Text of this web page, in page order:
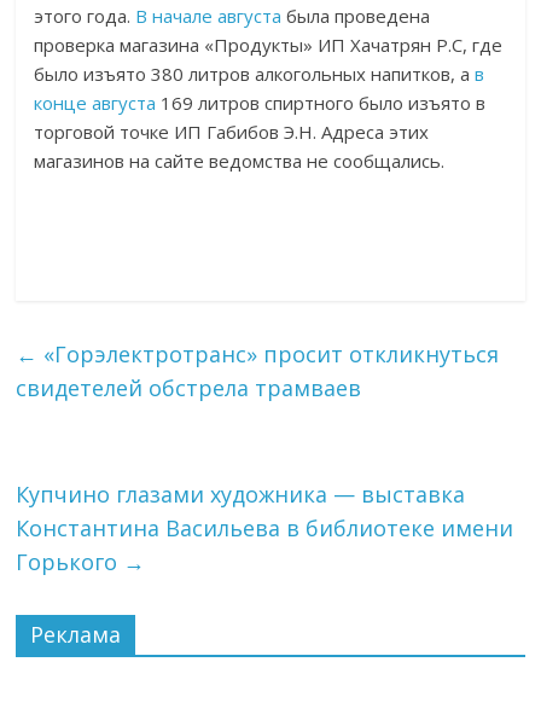
этого года. В начале августа была проведена
проверка магазина «Продукты» ИП Хачатрян Р.С, где
было изъято 380 литров алкогольных напитков, ав
конце августа 169 литров спиртного было изъято в
торговой точке ИП Габибов Э.Н. Адреса этих
магазинов на сайте ведомства не сообщались.
← «Горэлектротранс» просит откликнуться
свидетелей обстрела трамваев
Купчино глазами художника — выставка
Константина Васильева в библиотеке имени
Горького →
Реклама